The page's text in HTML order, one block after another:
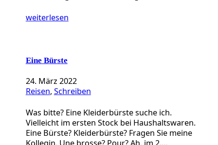
weiterlesen
Eine Bürste
24. März 2022
Reisen, Schreiben
Was bitte? Eine Kleiderbürste suche ich.
Vielleicht im ersten Stock bei Haushaltswaren.
Eine Bürste? Kleiderbürste? Fragen Sie meine
Kollegin. Une brosse? Pour? Ah, im 2.…